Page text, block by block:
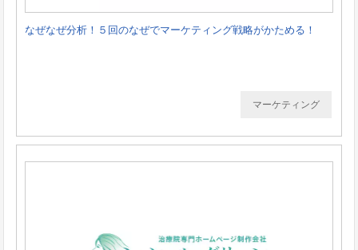
なぜなぜ分析！５回のなぜでマーケティング戦略がかためる！
マーケティング